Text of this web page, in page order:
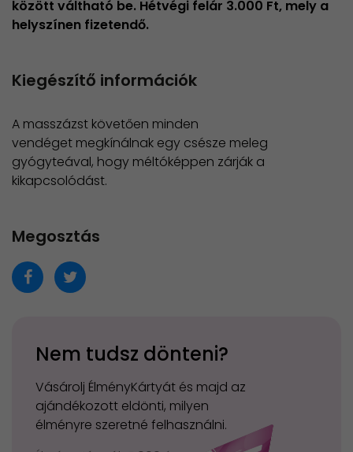
között váltható be. Hétvégi felár 3.000 Ft, mely a
helyszínen fizetendő.
Kiegészítő információk
A masszázst követően minden
vendéget megkínálnak egy csésze meleg
gyógyteával, hogy méltóképpen zárják a
kikapcsolódást.
Megosztás
Nem tudsz dönteni?
Vásárolj ÉlményKártyát és majd az
ajándékozott eldönti, milyen
élményre szeretné felhasználni.